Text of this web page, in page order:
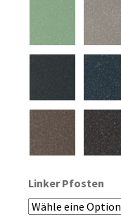
Linker Pfosten